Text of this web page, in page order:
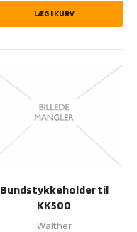
LÆG I KURV
Bundstykkeholder til
KK500
Walther